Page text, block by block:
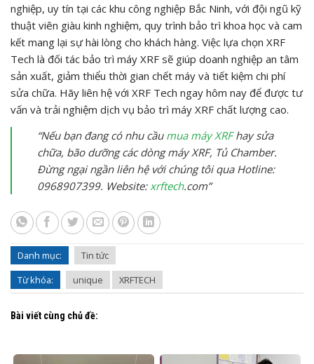
nghiệp, uy tín tại các khu công nghiệp Bắc Ninh, với đội ngũ kỹ
thuật viên giàu kinh nghiệm, quy trình bảo trì khoa học và cam
kết mang lại sự hài lòng cho khách hàng. Việc lựa chọn XRF
Tech là đối tác bảo trì máy XRF sẽ giúp doanh nghiệp an tâm
sản xuất, giảm thiểu thời gian chết máy và tiết kiệm chi phí
sửa chữa. Hãy liên hệ với XRF Tech ngay hôm nay để được tư
vấn và trải nghiệm dịch vụ bảo trì máy XRF chất lượng cao.
“Nếu bạn đang có nhu cầu mua máy XRFhay sửa
chữa, bão dưỡng các dòng máy XRF, Tủ Chamber.
Đừng ngại ngần liên hệ với chúng tôi qua Hotline:
0968907399. Website: xrftech.com”
Danh mục:
Tin tức
Từ khóa:
unique XRFTECH
Bài viết cùng chủ đề: